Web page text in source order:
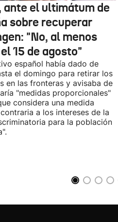
el ultimátum de
sobre recuperar
"No, al menos
15 de agosto"
español había dado de
el domingo para retirar los
en las fronteras y avisaba de
"medidas proporcionales"
considera una medida
a los intereses de la
para la población